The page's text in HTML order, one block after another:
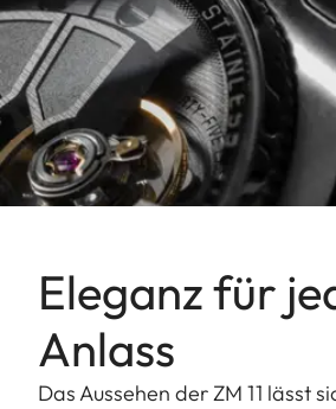
Eleganz für
Anlass
Das Aussehen der ZM 11 lässt